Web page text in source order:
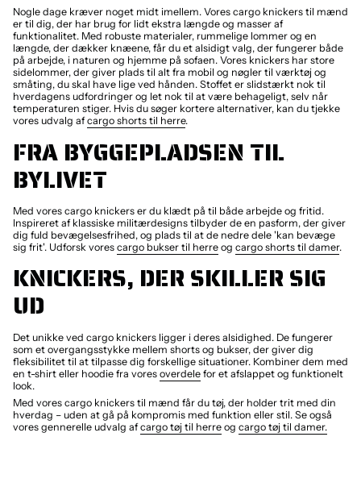
Nogle dage kræver noget midt imellem. Vores cargo knickers til mænd
er til dig, der har brug for lidt ekstra længde og masser af
funktionalitet. Med robuste materialer, rummelige lommer og en
længde, der dækker knæene, får du et alsidigt valg, der fungerer både
på arbejde, i naturen og hjemme på sofaen. Vores knickers har store
sidelommer, der giver plads til alt fra mobil og nøgler til værktøj og
småting, du skal have lige ved hånden. Stoffet er slidstærkt nok til
hverdagens udfordringer og let nok til at være behageligt, selv når
temperaturen stiger. Hvis du søger kortere alternativer, kan du tjekke
vores udvalg afcargo shorts til herre.
FRA BYGGEPLADSEN TIL
BYLIVET
Med vores cargo knickers er du klædt på til både arbejde og fritid.
Inspireret af klassiske militærdesigns tilbyder de en pasform, der giver
dig fuld bevægelsesfrihed, og plads til at de nedre dele 'kan bevæge
sig frit'. Udforsk vores cargo bukser til herre og cargo shorts til damer.
KNICKERS, DER SKILLER SIG
UD
Det unikke ved cargo knickers ligger i deres alsidighed. De fungerer
som et overgangsstykke mellem shorts og bukser, der giver dig
fleksibilitet til at tilpasse dig forskellige situationer. Kombiner dem med
en t-shirt eller hoodie fra vores overdele for et afslappet og funktionelt
look.
Med vores cargo knickers til mænd får du tøj, der holder trit med din
hverdag – uden at gå på kompromis med funktion eller stil. Se også
vores gennerelle udvalg afcargo tøj til herre og cargo tøj til damer.